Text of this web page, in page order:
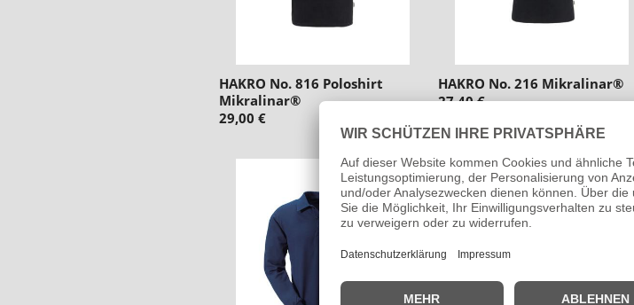
HAKRO No. 816 Poloshirt
Mikralinar®
29,00 €
HAKRO No. 216 Mikralinar®
27,40 €